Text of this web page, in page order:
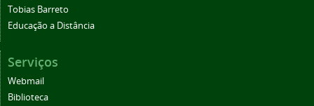
Tobias Barreto
Educação a Distância
Serviços
Webmail
Biblioteca